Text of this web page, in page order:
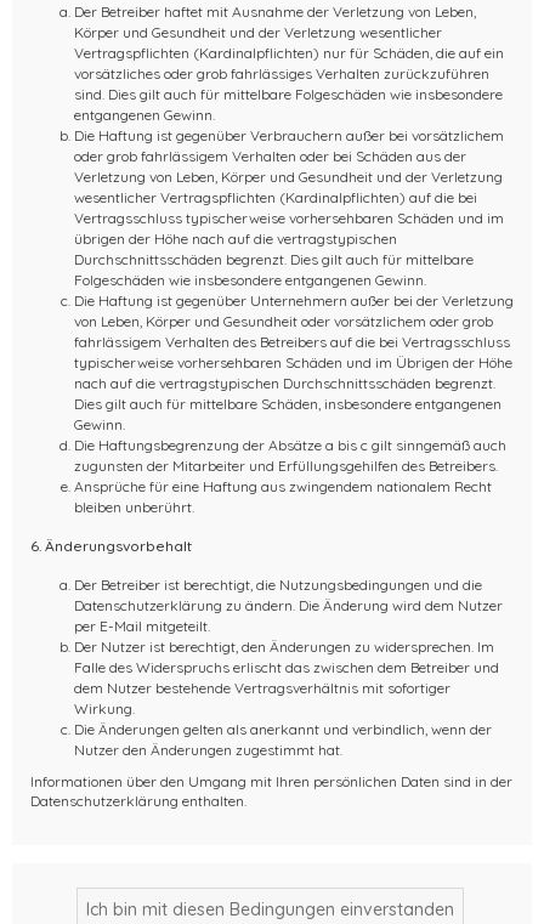
Der Betreiber haftet mit Ausnahme der Verletzung von Leben,
Körper und Gesundheit und der Verletzung wesentlicher
Vertragspflichten (Kardinalpflichten) nur für Schäden, die auf ein
vorsätzliches oder grob fahrlässiges Verhalten zurückzuführen
sind. Dies gilt auch für mittelbare Folgeschäden wie insbesondere
entgangenen Gewinn.
Die Haftung ist gegenüber Verbrauchern außer bei vorsätzlichem
oder grob fahrlässigem Verhalten oder bei Schäden aus der
Verletzung von Leben, Körper und Gesundheit und der Verletzung
wesentlicher Vertragspflichten (Kardinalpflichten) auf die bei
Vertragsschluss typischerweise vorhersehbaren Schäden und im
übrigen der Höhe nach auf die vertragstypischen
Durchschnittsschäden begrenzt. Dies gilt auch für mittelbare
Folgeschäden wie insbesondere entgangenen Gewinn.
Die Haftung ist gegenüber Unternehmern außer bei der Verletzung
von Leben, Körper und Gesundheit oder vorsätzlichem oder grob
fahrlässigem Verhalten des Betreibers auf die bei Vertragsschluss
typischerweise vorhersehbaren Schäden und im Übrigen der Höhe
nach auf die vertragstypischen Durchschnittsschäden begrenzt.
Dies gilt auch für mittelbare Schäden, insbesondere entgangenen
Gewinn.
Die Haftungsbegrenzung der Absätze a bis c gilt sinngemäß auch
zugunsten der Mitarbeiter und Erfüllungsgehilfen des Betreibers.
Ansprüche für eine Haftung aus zwingendem nationalem Recht
bleiben unberührt.
6. Änderungsvorbehalt
Der Betreiber ist berechtigt, die Nutzungsbedingungen und die
Datenschutzerklärung zu ändern. Die Änderung wird dem Nutzer
per E-Mail mitgeteilt.
Der Nutzer ist berechtigt, den Änderungen zu widersprechen. Im
Falle des Widerspruchs erlischt das zwischen dem Betreiber und
dem Nutzer bestehende Vertragsverhältnis mit sofortiger
Wirkung.
Die Änderungen gelten als anerkannt und verbindlich, wenn der
Nutzer den Änderungen zugestimmt hat.
Informationen über den Umgang mit Ihren persönlichen Daten sind in der
Datenschutzerklärung enthalten.